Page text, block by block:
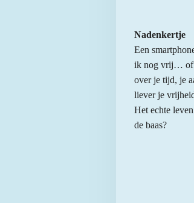
Nadenkertje
Een
ik nog vrij… of
over je tijd, je
liever je
Het echte
de baas?